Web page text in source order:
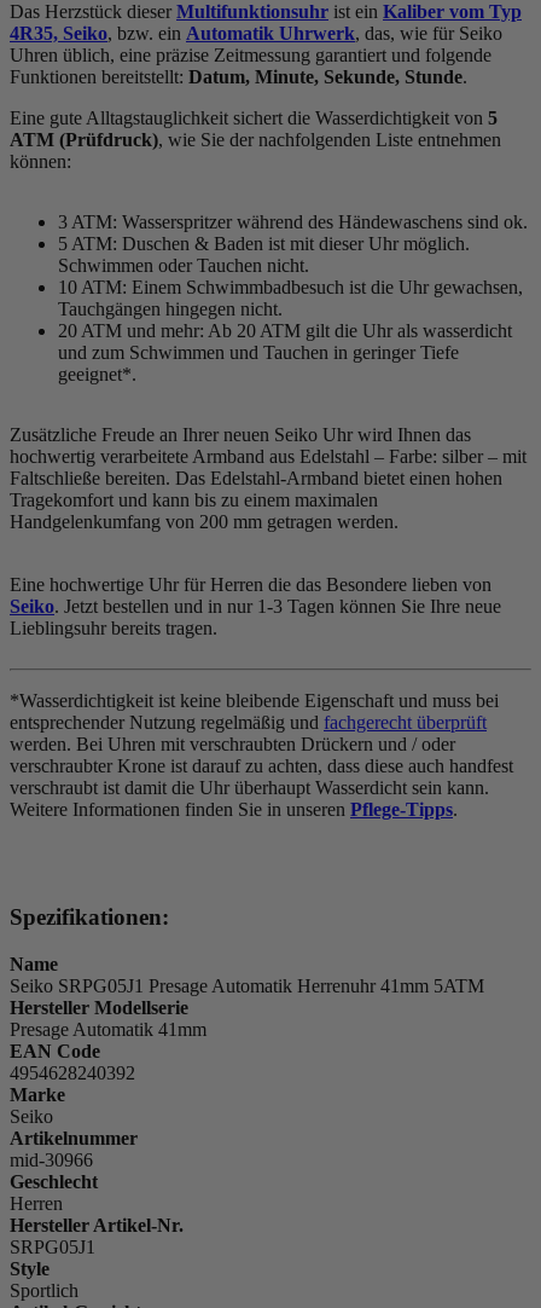
Das Herzstück dieser Multifunktionsuhr ist ein Kaliber vom Typ
4R35, Seiko, bzw. ein Automatik Uhrwerk, das, wie für Seiko
Uhren üblich, eine präzise Zeitmessung garantiert und folgende
Funktionen bereitstellt: Datum, Minute, Sekunde, Stunde.
Eine gute Alltagstauglichkeit sichert die Wasserdichtigkeit von 5
ATM (Prüfdruck), wie Sie der nachfolgenden Liste entnehmen
können:
3 ATM: Wasserspritzer während des Händewaschens sind ok.
5 ATM: Duschen & Baden ist mit dieser Uhr möglich.
Schwimmen oder Tauchen nicht.
10 ATM: Einem Schwimmbadbesuch ist die Uhr gewachsen,
Tauchgängen hingegen nicht.
20 ATM und mehr: Ab 20 ATM gilt die Uhr als wasserdicht
und zum Schwimmen und Tauchen in geringer Tiefe
geeignet*.
Zusätzliche Freude an Ihrer neuen Seiko Uhr wird Ihnen das
hochwertig verarbeitete Armband aus Edelstahl – Farbe: silber – mit
Faltschließe bereiten. Das Edelstahl-Armband bietet einen hohen
Tragekomfort und kann bis zu einem maximalen
Handgelenkumfang von 200 mm getragen werden.
Eine hochwertige Uhr für Herren die das Besondere lieben von
Seiko. Jetzt bestellen und in nur 1-3 Tagen können Sie Ihre neue
Lieblingsuhr bereits tragen.
*Wasserdichtigkeit ist keine bleibende Eigenschaft und muss bei
entsprechender Nutzung regelmäßig und fachgerecht überprüft
werden. Bei Uhren mit verschraubten Drückern und / oder
verschraubter Krone ist darauf zu achten, dass diese auch handfest
verschraubt ist damit die Uhr überhaupt Wasserdicht sein kann.
Weitere Informationen finden Sie in unseren Pflege-Tipps.
Spezifikationen:
Name
Seiko SRPG05J1 Presage Automatik Herrenuhr 41mm 5ATM
Hersteller Modellserie
Presage Automatik 41mm
EAN Code
4954628240392
Marke
Seiko
Artikelnummer
mid-30966
Geschlecht
Herren
Hersteller Artikel-Nr.
SRPG05J1
Style
Sportlich